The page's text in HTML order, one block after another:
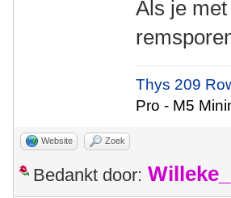
Als je
Thys 209
Pro - M5
Website Zoek
Bedankt door: